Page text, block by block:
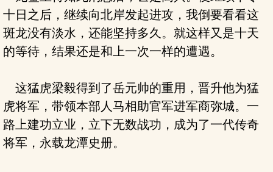
十日之后，继续向北岸发起进攻，我倒要看看这
斑龙没有淡水，还能坚持多久。就这样又是十天
的等待，结果还是和上一次一样的遭遇。
这猛虎梁毅得到了岳元帅的重用，晋升他为猛
虎将军，带领本部人马相助官军进军商弥城。一
路上建功立业，立下无数战功，成为了一代传奇
将军，永载龙潭史册。